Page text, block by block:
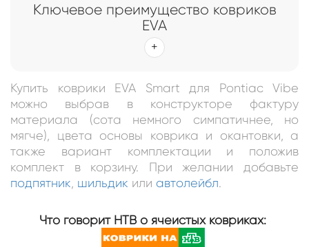
Ключевое преимущество ковриков
EVA
Купить коврики EVA Smart для Pontiac Vibe
можно выбрав в конструкторе фактуру
материала (сота немного симпатичнее, но
мягче), цвета основы коврика и окантовки, а
также вариант комплектации и положив
комплект в корзину. При желании добавьте
подпятник шильдик или автолейбл.
Что говорит НТВ о ячеистых ковриках: